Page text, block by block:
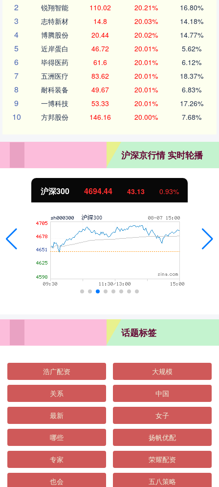
2 锐翔智能 110.02 20.21% 16.80%
3 志特新材 14.8 20.03% 14.18%
4 博腾股份 20.44 20.02% 14.77%
5 近岸蛋白 46.72 20.01% 5.62%
6 毕得医药 61.6 20.01% 6.12%
7 五洲医疗 83.62 20.01% 18.37%
8 耐科装备 49.67 20.01% 6.83%
9 一博科技 53.33 20.01% 17.26%
10 方邦股份 146.16 20.00% 7.68%
沪深京行情 实时轮播
沪深300 4694.44 43.13 0.93%
话题标签
浩广配资 大规模
关系 中国
最新 女子
哪些 扬帆优配
专家 荣耀配资
也会 五八策略